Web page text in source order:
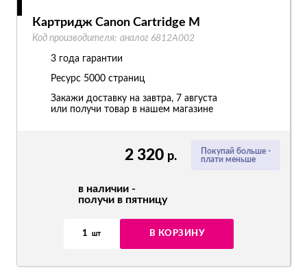
Покупай больше -
плати меньше
2 320 р.
в наличии -
получи в пятницу
1 шт В КОРЗИНУ
Картридж Canon Cartridge M
Код производителя: аналог 6812A002
3 года гарантии
Ресурс 5000 страниц
Закажи доставку на завтра, 7 августа
или получи товар в нашем магазине